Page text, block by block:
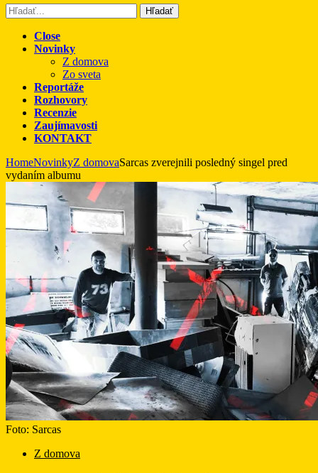
Hľadať
Close
Novinky
Z domova
Zo sveta
Reportáže
Rozhovory
Recenzie
Zaujímavosti
KONTAKT
HomeNovinkyZ domovaSarcas zverejnili posledný singel pred
vydaním albumu
Foto: Sarcas
Z domova